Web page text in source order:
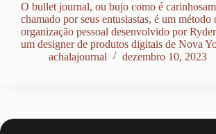
O bullet journal, ou bujo como é
chamado por seus entusiastas, é um método
organização pessoal desenvolvido por
um designer de produtos digitais de Nova
achalajournal
dezembro 10, 2023